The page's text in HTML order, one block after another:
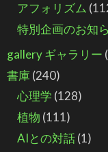
アフォリズム
特別企画のお知
gallery ギャラリー
書庫(240)
心理学 (128)
植物 (111)
AIとの対話(1)